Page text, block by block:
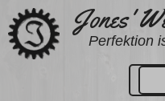
Zum
Inhalt
springen
Jones'
Perfektion